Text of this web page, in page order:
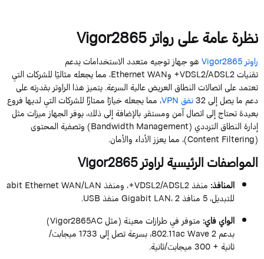
نظرة عامة علىرواترVigor2865
راوترVigor2865هو جهاز توجيه متعدد الاستخدامات يدعم
تقنياتVDSL2/ADSL2
+ و EthernetWAN ، مما يجعله مثاليًا للشركات التي
تعتمد على اتصالات النطاق العريض عالية السرعة. يتميز هذا الراوتر بقدرته على
دعم ما يصل إلى32نفقVPN، مما يجعله خيارًا ممتازًا للشركات التي لديها فروع
بعيدة تحتاج إلى اتصال آمن ومستقر. بالإضافة إلى ذلك، يوفر الجهاز ميزات مثل
إدارة النطاق الترددي ( BandwidthManagement ) وتصفية المحتوى
(
ContentFiltering )، مما يعزز الأداء والأمان.
المواصفات الرئيسية لراوترVigor2865
المنافذ: منفذVDSL2/ADSL2+، ومنفذ EthernetWAN/LAN
للتبديل،5 منافذ GigabitLAN،2 منفذUSB.
الوايفاي: متوفر في طرازات معينة (مثلVigor2865AC
)
بدعم 802.11acWave2 ، بسرعة تصل إلى1733ميجابت/
ثانية +300ميجابت/ثانية.